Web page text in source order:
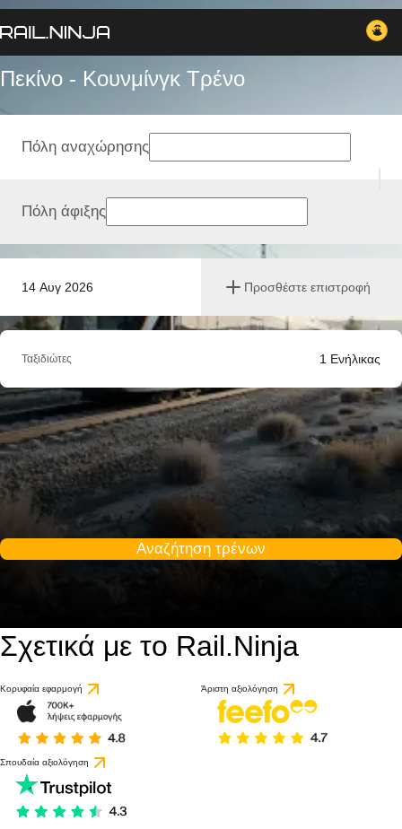
Πεκίνο - Κουνμίνγκ Tρένο
14 Αυγ 2026 Προσθέστε επιστροφή
Πόλη αναχώρησης
Πόλη άφιξης
Ταξιδιώτες 1 Ενήλικας
Αναζήτηση τρένων
Σχετικά με το Rail.Ninja
Κορυφαία εφαρμογή Άριστη αξιολόγηση
Σπουδαία αξιολόγηση